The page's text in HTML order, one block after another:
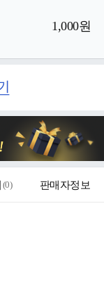
1,000원
(0) 판매자정보